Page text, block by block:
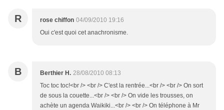
R rose chiffon 04/09/2010 19:16
Oui c'est quoi cet anachronisme.
B Berthier H. 28/08/2010 08:13
Toc toc toc!<br /> <br /> C'est la rentrée...<br /> <br /> On sort
de sous la couette...<br /> <br /> On vide les trousses, on
achète un agenda Waikiki...<br /> <br /> On téléphone à Mr